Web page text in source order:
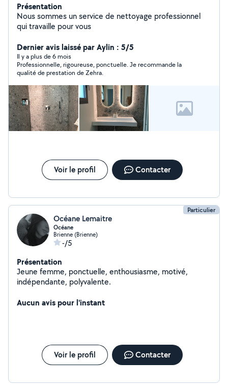
Présentation
Nous sommes un service de nettoyage professionnel
qui travaille pour vous
Dernier avis laissé par Aylin : 5/5
Il y a plus de 6 mois
Professionnelle, rigoureuse, ponctuelle. Je recommande la
qualité de prestation de Zehra.
Voir le profil Contacter
Particulier
Océane Lemaitre
Océane
Brienne (Brienne)
-/5
Présentation
Jeune femme, ponctuelle, enthousiasme, motivé,
indépendante, polyvalente.
Aucun avis pour l'instant
Voir le profil Contacter